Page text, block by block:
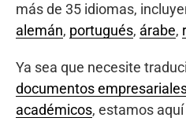
más de 35 idiomas,
alemán, portugués, árabe,
Ya sea que necesite
documentos
académicos, estamos